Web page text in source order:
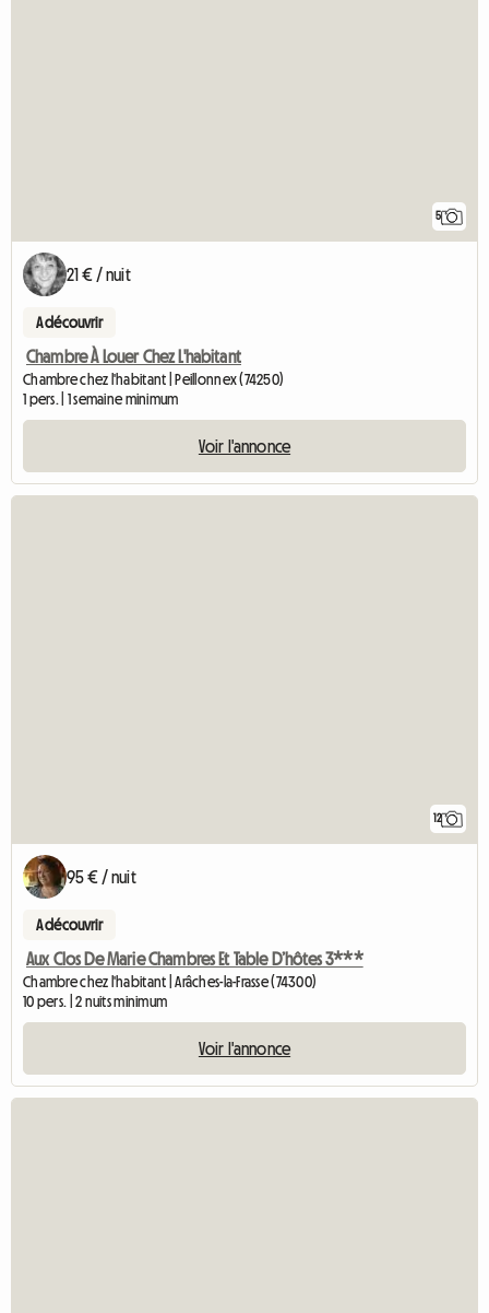
5
21 € / nuit
A découvrir
Chambre À Louer Chez L'habitant
Chambre chez l'habitant | Peillonnex (74250)
1 pers. | 1 semaine minimum
Voir l'annonce
12
95 € / nuit
A découvrir
Aux Clos De Marie Chambres Et Table D’hôtes 3***
Chambre chez l'habitant | Arâches-la-Frasse (74300)
10 pers. | 2 nuits minimum
Voir l'annonce